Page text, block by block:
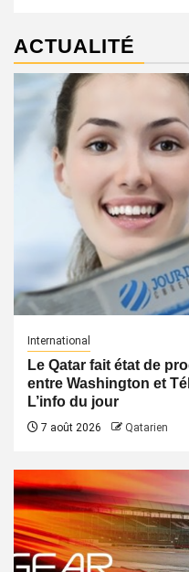
ACTUALITÉ
International
Le Qatar fait état de
entre Washington et
L’info du jour
7 août 2026 Qatarien